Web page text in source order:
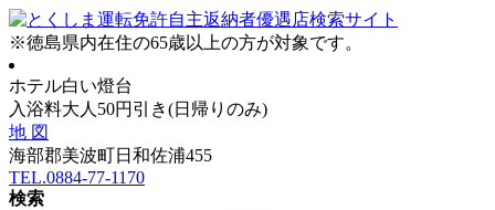
※徳島県内在住の65歳以上の方が対象です。
ホテル白い燈台
入浴料大人50円引き(日帰りのみ)
地 図
海部郡美波町日和佐浦455
TEL.0884-77-1170
検索